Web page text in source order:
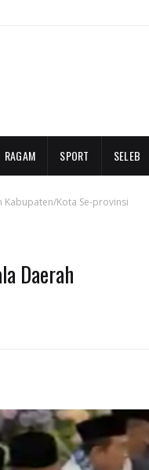
RAGAM SPORT SELEB
Kabupaten/Kota Se-provinsi
Daerah